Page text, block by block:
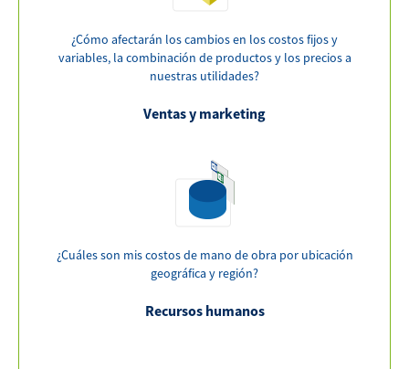
¿Cómo afectarán los cambios en los costos fijos y
variables, la combinación de productos y los precios a
nuestras utilidades?
Ventas y marketing
¿Cuáles son mis costos de mano de obra por ubicación
geográfica y región?
Recursos humanos